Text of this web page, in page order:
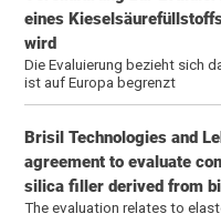
eines
wird
Die Evaluierung bezieht sich
ist auf Europa begrenzt
Brisil Technologies and
agreement to evaluate
silica filler derived from
The evaluation relates to